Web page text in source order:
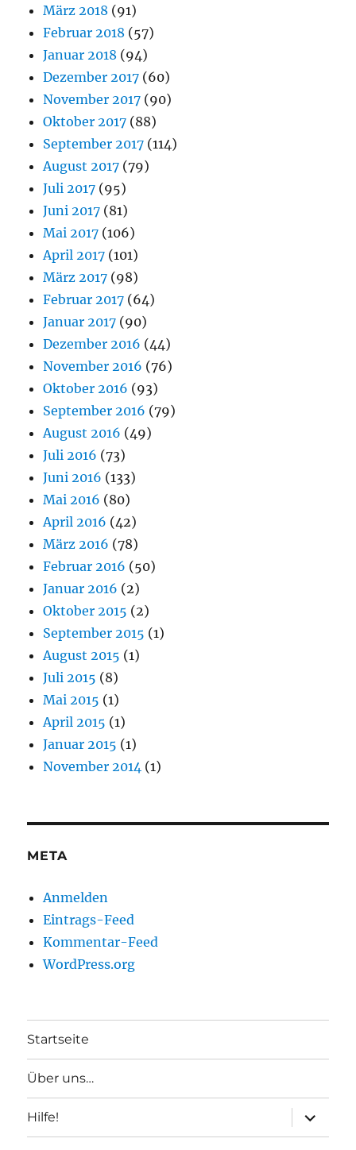
März 2018 (91)
Februar 2018 (57)
Januar 2018 (94)
Dezember 2017 (60)
November 2017 (90)
Oktober 2017 (88)
September 2017 (114)
August 2017 (79)
Juli 2017 (95)
Juni 2017 (81)
Mai 2017 (106)
April 2017 (101)
März 2017 (98)
Februar 2017 (64)
Januar 2017 (90)
Dezember 2016 (44)
November 2016 (76)
Oktober 2016 (93)
September 2016 (79)
August 2016 (49)
Juli 2016 (73)
Juni 2016 (133)
Mai 2016 (80)
April 2016 (42)
März 2016 (78)
Februar 2016 (50)
Januar 2016 (2)
Oktober 2015 (2)
September 2015 (1)
August 2015 (1)
Juli 2015 (8)
Mai 2015 (1)
April 2015 (1)
Januar 2015 (1)
November 2014 (1)
META
Anmelden
Eintrags-Feed
Kommentar-Feed
WordPress.org
Startseite
Über uns…
Hilfe!
anzeigen